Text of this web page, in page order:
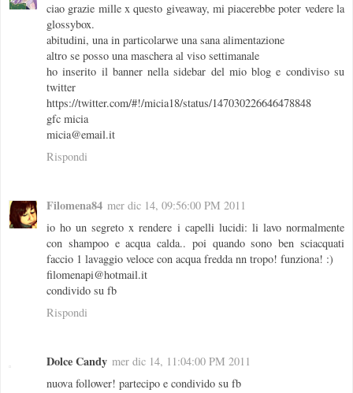
ciao grazie mille x questo giveaway, mi piacerebbe poter vedere la
glossybox.
abitudini, una in particolarwe una sana alimentazione
altro se posso una maschera al viso settimanale
ho inserito il banner nella sidebar del mio blog e condiviso su
twitter
https://twitter.com/#!/micia18/status/147030226646478848
gfc micia
micia@email.it
Rispondi
Filomena84 mer dic 14, 09:56:00 PM 2011
io ho un segreto x rendere i capelli lucidi: li lavo normalmente
con shampoo e acqua calda.. poi quando sono ben sciacquati
faccio 1 lavaggio veloce con acqua fredda nn tropo! funziona! :)
filomenapi@hotmail.it
condivido su fb
Rispondi
Dolce Candy mer dic 14, 11:04:00 PM 2011
nuova follower! partecipo e condivido su fb